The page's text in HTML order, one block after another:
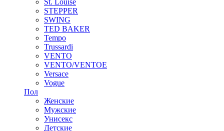
STEPPER
SWING
TED BAKER
Tempo
Trussardi
VENTO
VENTO/VENTOE
Versace
Vogue
Пол
Женские
Мужские
Унисекс
Детские